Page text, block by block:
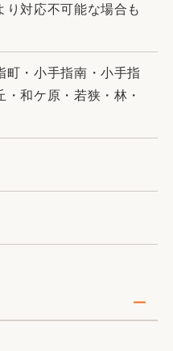
り対応不可能な場合も
町・小手指南・小手指
和ケ原・若狭・林・